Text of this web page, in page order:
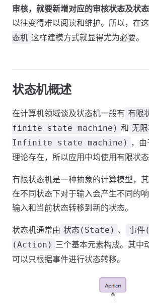
审核，就要新增对应的审核状态及状
以往变得难以阅读和维护。所以，在
态机 这样建模方式就显得尤为必要。
状态机概述
在计算机领域谈及状态机一般有 有限
finite state machine) 和 无
Infinite state machine) ，
理论存在，所以应用中均使用有限状态
有限状态机是一种抽象的计算模型，
在不同状态下对于输入会产生不同的
输入和当前状态转移到新的状态。
状态机通常由 状态(State) 、 事
(Action) 三个基本元素构成。其中
可以只根据事件进行状态转移。